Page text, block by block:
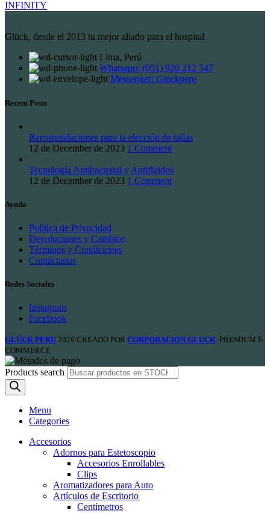
INFINITY
Glück, desde el 2013 tu mejor aliado para el hospital
Lima, Perú
Whatsapp: (051) 920 212 547
Messenger: Gluckperu
Recent Posts
Recomendaciones para la elección de tallas
12 de December de 2023 1 Comment
Tecnología Antibacterial y Antifluidos
12 de December de 2023 1 Comment
Ayuda
Política de Privacidad
Devoluciones y Cambios
Términos y Condiciones
Contáctanos
Redes Sociales
Instagram
Facebook
GLÜCK PERU 2026 CREADO POR CORPORACION GLUCK. PREMIUM E-
COMMERCE
Products search
Menu
Categories
Accesorios
Adornos para Estetoscopio
Accesorios Enrollables
Clips
Aromatizadores para Auto
Artículos de Escritorio
Centímetros